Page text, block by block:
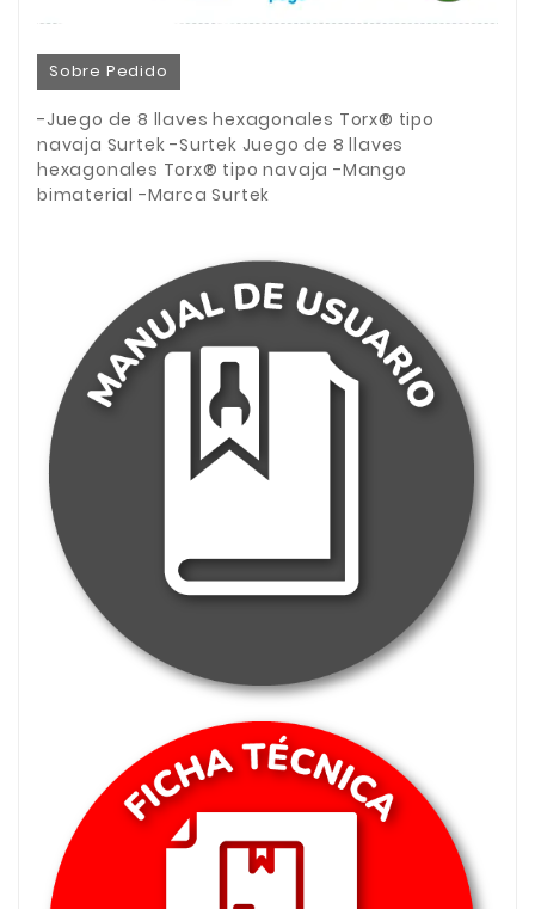
Sobre Pedido
-Juego de 8 llaves hexagonales Torx® tipo
navaja Surtek -Surtek Juego de 8 llaves
hexagonales Torx® tipo navaja -Mango
bimaterial -Marca Surtek